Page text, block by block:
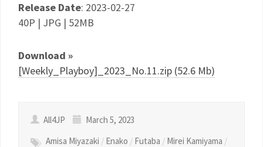
Release Date: 2023-02-27
40P | JPG | 52MB
Download »
[Weekly_Playboy]_2023_No.11.zip (52.6 Mb)
All4JP
March 5, 2023
Amisa Miyazaki / Enako / Futaba / Mirei Kamiyama /